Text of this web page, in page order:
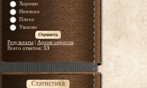
Хорошо
Неплохо
Плохо
Ужасно
Результаты| Архив опросов
Всего ответов:53
Статистика